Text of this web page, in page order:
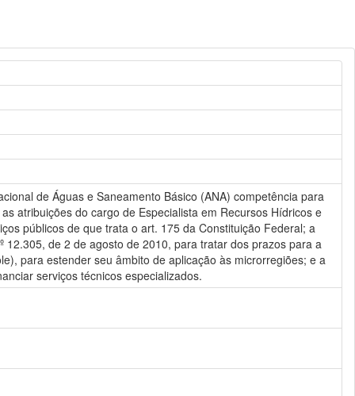
de Águas e Saneamento Básico (ANA) competência para
atribuições do cargo de Especialista em Recursos Hídricos e
públicos de que trata o art. 175 da Constituição Federal; a
de 2 de agosto de 2010, para tratar dos prazos para a
para estender seu âmbito de aplicação às microrregiões; e a
serviços técnicos especializados.